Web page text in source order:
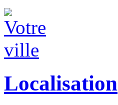
Localisation